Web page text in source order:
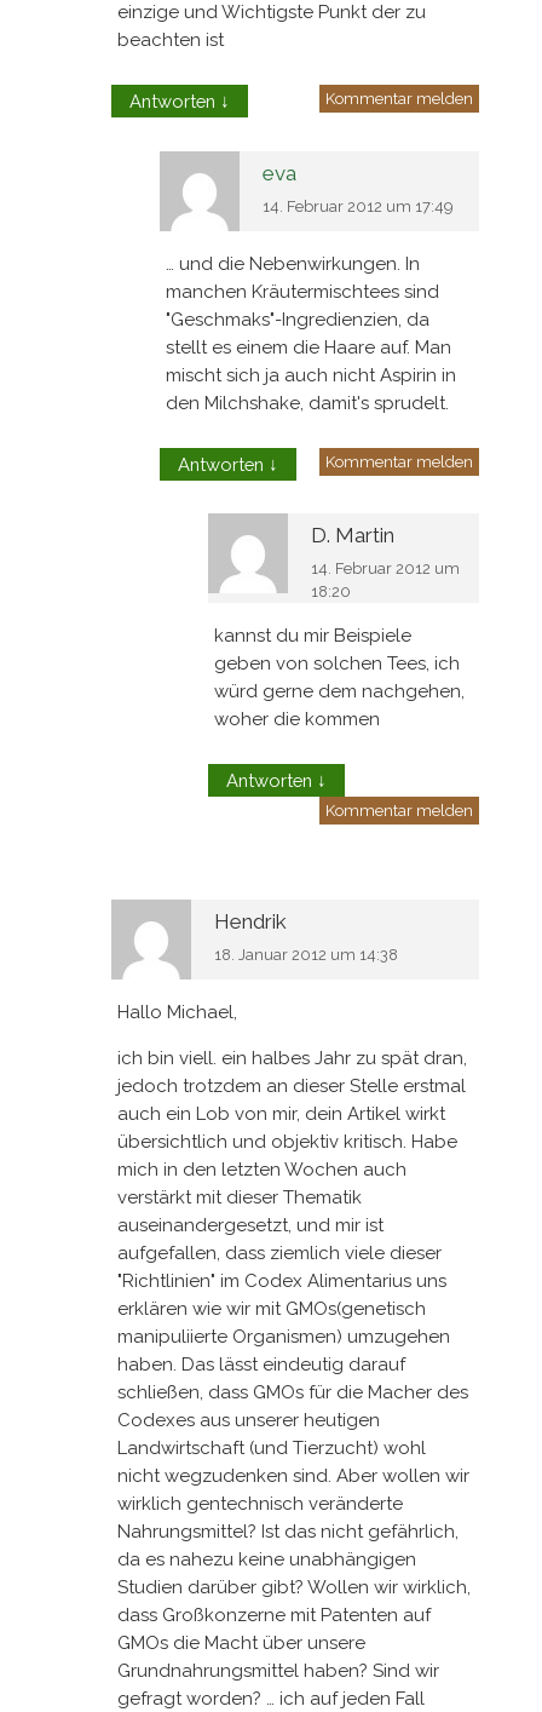
einzige und Wichtigste Punkt der zu
beachten ist
Antworten ↓ Kommentar melden
eva
14. Februar 2012 um 17:49
… und die Nebenwirkungen. In
manchen Kräutermischtees sind
"Geschmaks"-Ingredienzien, da
stellt es einem die Haare auf. Man
mischt sich ja auch nicht Aspirin in
den Milchshake, damit's sprudelt.
Antworten ↓ Kommentar melden
D. Martin
14. Februar 2012 um
18:20
kannst du mir Beispiele
geben von solchen Tees, ich
würd gerne dem nachgehen,
woher die kommen
Antworten ↓
Kommentar melden
Hendrik
18. Januar 2012 um 14:38
Hallo Michael,
ich bin viell. ein halbes Jahr zu spät dran,
jedoch trotzdem an dieser Stelle erstmal
auch ein Lob von mir, dein Artikel wirkt
übersichtlich und objektiv kritisch. Habe
mich in den letzten Wochen auch
verstärkt mit dieser Thematik
auseinandergesetzt, und mir ist
aufgefallen, dass ziemlich viele dieser
"Richtlinien" im Codex Alimentarius uns
erklären wie wir mit GMOs(genetisch
manipuliierte Organismen) umzugehen
haben. Das lässt eindeutig darauf
schließen, dass GMOs für die Macher des
Codexes aus unserer heutigen
Landwirtschaft (und Tierzucht) wohl
nicht wegzudenken sind. Aber wollen wir
wirklich gentechnisch veränderte
Nahrungsmittel? Ist das nicht gefährlich,
da es nahezu keine unabhängigen
Studien darüber gibt? Wollen wir wirklich,
dass Großkonzerne mit Patenten auf
GMOs die Macht über unsere
Grundnahrungsmittel haben? Sind wir
gefragt worden? … ich auf jeden Fall